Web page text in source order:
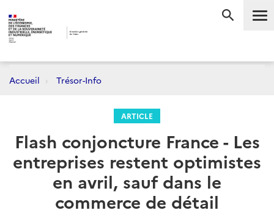
Accueil Trésor-Info
ARTICLE
Flash conjoncture France - Les
entreprises restent optimistes
en avril, sauf dans le
commerce de détail